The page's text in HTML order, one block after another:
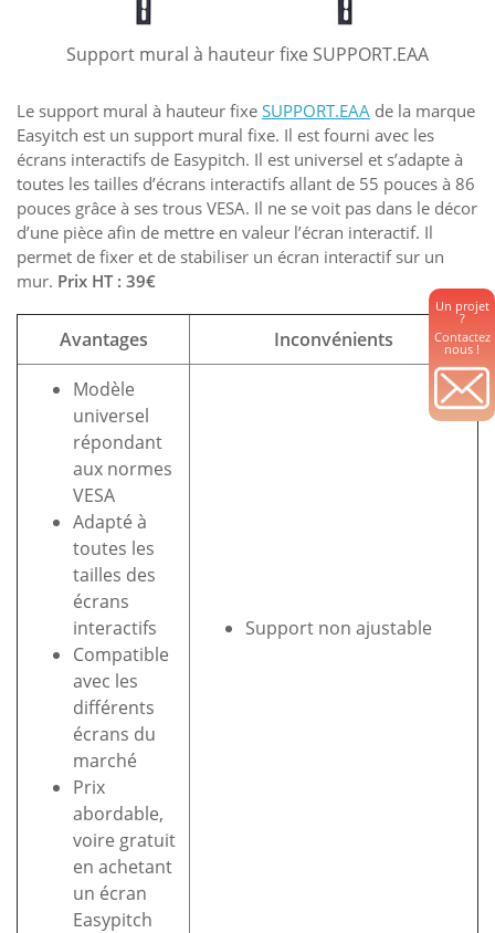
Un projet
?
Contactez
nous !
Support mural à hauteur fixe SUPPORT.EAA
Le support mural à hauteur fixe SUPPORT.EAA de la marque
Easyitch est un support mural fixe. Il est fourni avec les
écrans interactifs de Easypitch. Il est universel et s’adapte à
toutes les tailles d’écrans interactifs allant de 55 pouces à 86
pouces grâce à ses trous VESA. Il ne se voit pas dans le décor
d’une pièce afin de mettre en valeur l’écran interactif. Il
permet de fixer et de stabiliser un écran interactif sur un
mur. Prix HT : 39€
Avantages Inconvénients
Modèle
universel
répondant
aux normes
VESA
Adapté à
toutes les
tailles des
écrans
interactifs
Compatible
avec les
différents
écrans du
marché
Prix
abordable,
voire gratuit
en achetant
un écran
Easypitch
Support non ajustable